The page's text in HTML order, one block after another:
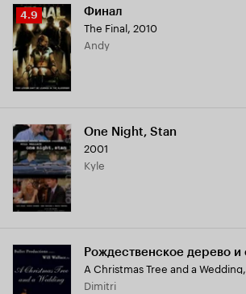
Рейтинг
Кинопоиска
4.9
4.9 Финал
The Final, 2010
Andy
One Night, Stan
2001
Kyle
Рождественское дерево и
A Christmas Tree and a Wedding,
Dimitri